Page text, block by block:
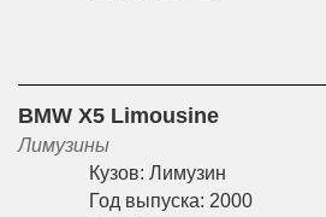
BMW X5 Limousine
Лимузины
Кузов: Лимузин
Год выпуска: 2000